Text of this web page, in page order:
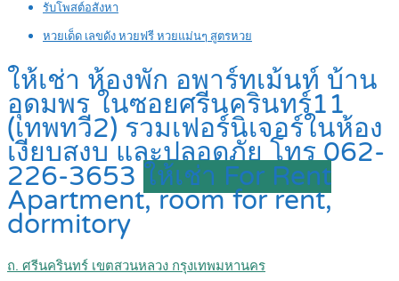
รับโพสต์อสังหา
หวยเด็ด เลขดัง หวยฟรี หวยแม่นๆ สูตรหวย
ให้เช่า ห้องพัก อพาร์ทเม้นท์ บ้าน
อุดมพร ในซอยศรีนครินทร์11
(เทพทวี2) รวมเฟอร์นิเจอร์ในห้อง
เงียบสงบ และปลอดภัย โทร 062-
226-3653 ให้เช่า For Rent
Apartment, room for rent,
dormitory
ถ. ศรีนครินทร์ เขตสวนหลวง กรุงเทพมหานคร